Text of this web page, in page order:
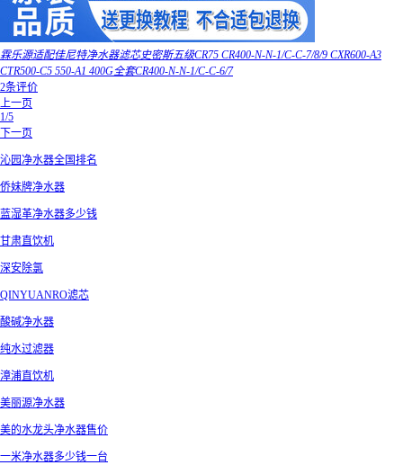
霖乐源适配佳尼特净水器滤芯史密斯五级CR75 CR400-N-N-1/C-C-7/8/9 CXR600-A3
CTR500-C5 550-A1 400G全套CR400-N-N-1/C-C-6/7
2条评价
上一页
1/5
下一页
沁园净水器全国排名
侨妹牌净水器
蓝湿革净水器多少钱
甘肃直饮机
深安除氯
QINYUANRO滤芯
酸碱净水器
纯水过滤器
漳浦直饮机
美丽源净水器
美的水龙头净水器售价
一米净水器多少钱一台